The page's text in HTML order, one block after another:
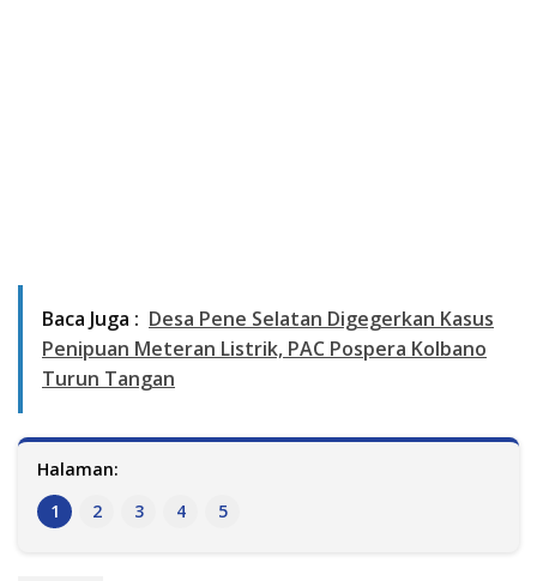
Baca Juga : Desa Pene Selatan Digegerkan Kasus
Penipuan Meteran Listrik, PAC Pospera Kolbano
Turun Tangan
Halaman:
1
2 3 4 5